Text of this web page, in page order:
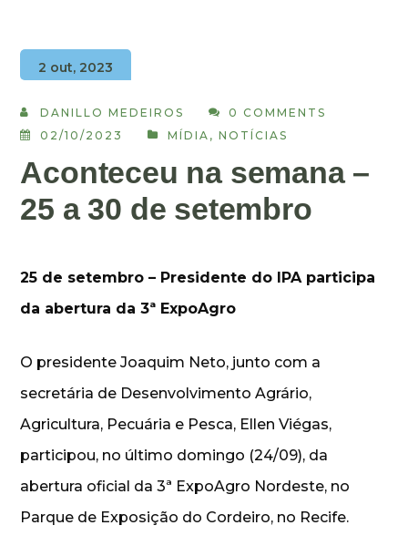
2 out, 2023
DANILLO MEDEIROS
0 COMMENTS
02/10/2023
MÍDIA ,NOTÍCIAS
Aconteceu na semana –
25 a 30 de setembro
25 de setembro – Presidente do IPA participa
da abertura da 3ª ExpoAgro
O presidente Joaquim Neto, junto com a
secretária de Desenvolvimento Agrário,
Agricultura, Pecuária e Pesca, Ellen Viégas,
participou, no último domingo (24/09), da
abertura oficial da 3ª ExpoAgro Nordeste, no
Parque de Exposição do Cordeiro, no Recife.